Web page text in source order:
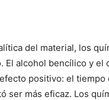
del material, los
El alcohol bencílico y
positivo: el
ser más eficaz. Los